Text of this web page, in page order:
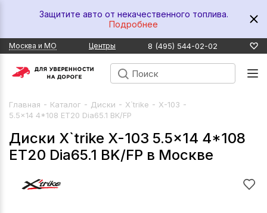
Защитите авто от некачественного топлива.
Подробнее
Москва и МО Центры 8 (495) 544-02-02
Главная - Каталог - Диски - X`trike - X-103 -
5.5x14 4*108 ET20 Dia65.1 BK/FP
Диски X`trike X-103 5.5x14 4*108
ET20 Dia65.1 BK/FP в Москве